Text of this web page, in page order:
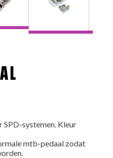
systemen. Kleur
mtb-pedaal zodat